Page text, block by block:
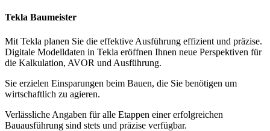
Tekla Baumeister
Mit Tekla planen Sie die effektive Ausführung effizient und präzise.
Digitale Modelldaten in Tekla eröffnen Ihnen neue Perspektiven für
die Kalkulation, AVOR und Ausführung.
Sie erzielen Einsparungen beim Bauen, die Sie benötigen um
wirtschaftlich zu agieren.
Verlässliche Angaben für alle Etappen einer erfolgreichen
Bauausführung sind stets und präzise verfügbar.